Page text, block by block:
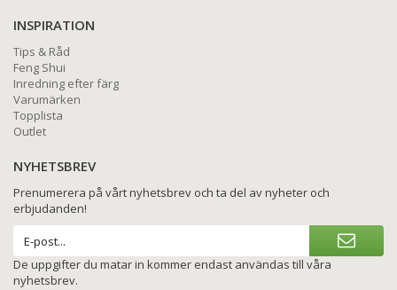
INSPIRATION
Tips & Råd
Feng Shui
Inredning efter färg
Varumärken
Topplista
Outlet
NYHETSBREV
Prenumerera på vårt nyhetsbrev och ta del av nyheter och
erbjudanden!
De uppgifter du matar in kommer endast användas till våra
nyhetsbrev.